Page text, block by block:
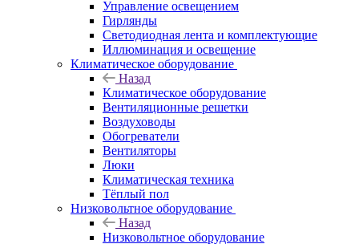
Управление освещением
Гирлянды
Светодиодная лента и комплектующие
Иллюминация и освещение
Климатическое оборудование
Назад
Климатическое оборудование
Вентиляционные решетки
Воздуховоды
Обогреватели
Вентиляторы
Люки
Климатическая техника
Тёплый пол
Низковольтное оборудование
Назад
Низковольтное оборудование